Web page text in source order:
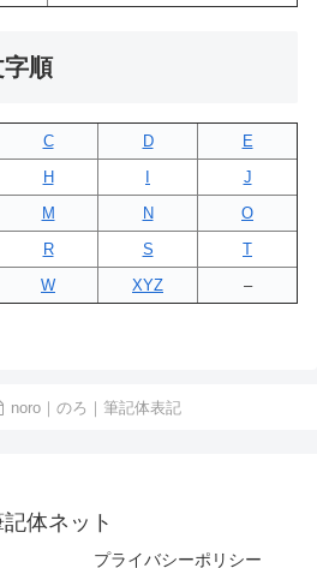
順
C D
E
H
J
M N
O
R S
T
W XYZ –
noro｜のろ｜筆記体表記
体ネット
プライバシーポリシー